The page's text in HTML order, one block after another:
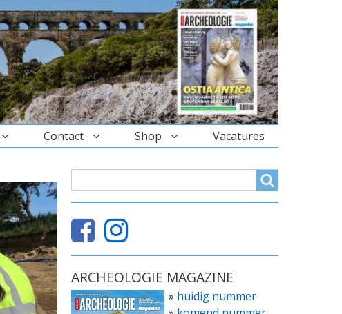
Contact Shop Vacatures
ARCHEOLOGIE MAGAZINE
» huidig nummer